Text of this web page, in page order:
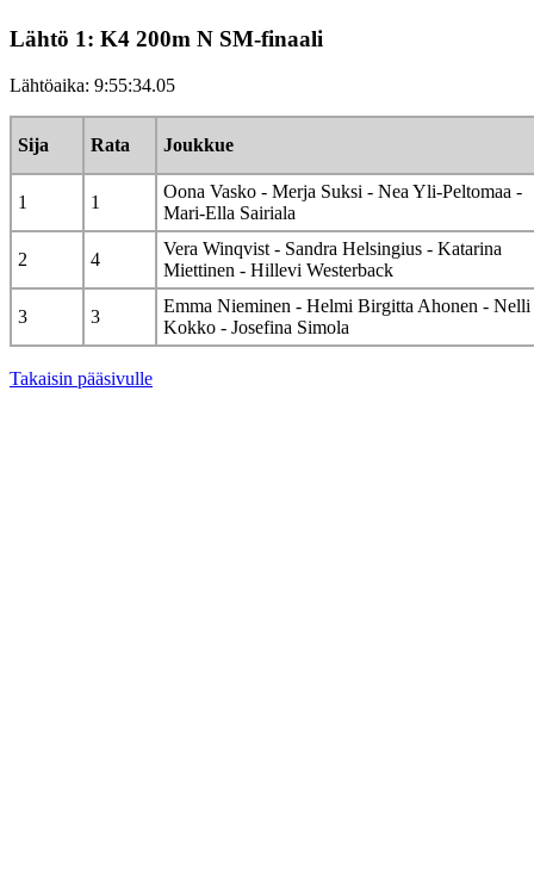
Lähtö 1: K4 200m N SM-finaali
Lähtöaika: 9:55:34.05
Sija Rata Joukkue
1 1
Oona Vasko - Merja Suksi - Nea Yli-Peltomaa -
Mari-Ella Sairiala
2 4
Vera Winqvist - Sandra Helsingius - Katarina
Miettinen - Hillevi Westerback
3 3
Emma Nieminen - Helmi Birgitta Ahonen - Nelli
Kokko - Josefina Simola
Takaisin pääsivulle